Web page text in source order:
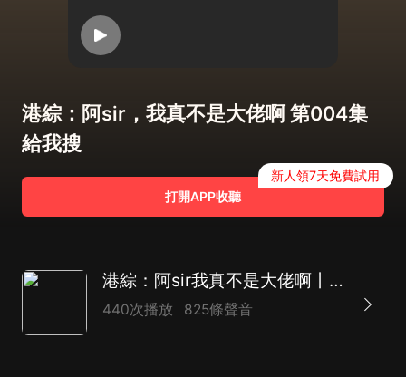
港綜：阿sir，我真不是大佬啊 第004集
給我搜
打開APP收聽
新人領7天免費試用
港綜：阿sir我真不是大佬啊丨九龍城寨之圍城丨熱血
440次播放 825條聲音